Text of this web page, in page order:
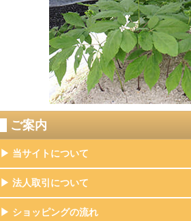
ご案内
▶ 当サイトについて
▶ 法人取引について
▶ ショッピングの流れ